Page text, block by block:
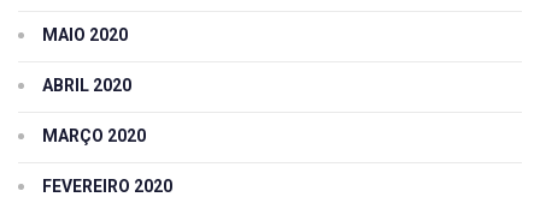
MAIO 2020
ABRIL 2020
MARÇO 2020
FEVEREIRO 2020